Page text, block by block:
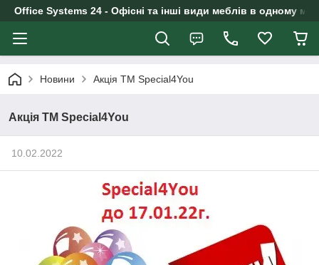
Office Systems 24 - Офісні та інші види меблів в одному
Новини Акція ТМ Special4You
Акція ТМ Special4You
10.02.2022